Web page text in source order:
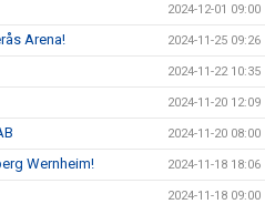
2024-12-01 09:00
Arena! 2024-11-25 09:26
2024-11-22 10:35
2024-11-20 12:09
2024-11-20 08:00
Wernheim! 2024-11-18 18:06
2024-11-18 09:00